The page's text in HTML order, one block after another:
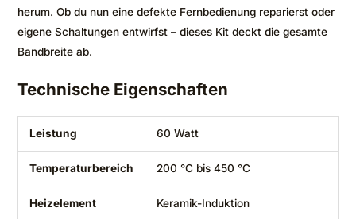
herum. Ob du nun eine defekte Fernbedienung reparierst oder
eigene Schaltungen entwirfst – dieses Kit deckt die gesamte
Bandbreite ab.
Technische Eigenschaften
Leistung 60 Watt
Temperaturbereich 200 °C bis 450 °C
Heizelement Keramik-Induktion